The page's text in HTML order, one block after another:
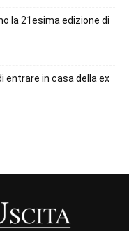
la 21esima edizione di
entrare in casa della ex